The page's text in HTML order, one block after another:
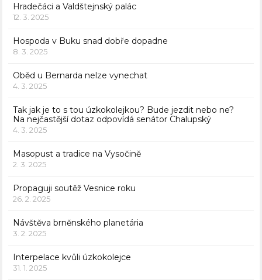
Hradečáci a Valdštejnský palác
12. 3. 2025
Hospoda v Buku snad dobře dopadne
8. 3. 2025
Oběd u Bernarda nelze vynechat
4. 3. 2025
Tak jak je to s tou úzkokolejkou? Bude jezdit nebo ne?
Na nejčastější dotaz odpovídá senátor Chalupský
4. 3. 2025
Masopust a tradice na Vysočině
2. 3. 2025
Propaguji soutěž Vesnice roku
26. 2. 2025
Návštěva brněnského planetária
3. 2. 2025
Interpelace kvůli úzkokolejce
31. 1. 2025